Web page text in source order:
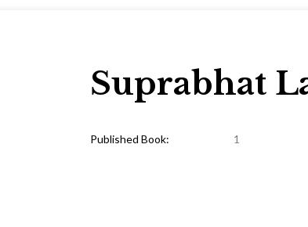
Suprabhat
Published Book: 1